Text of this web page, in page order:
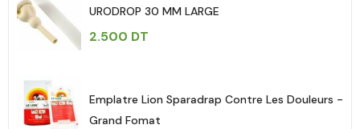
URODROP 30 MM LARGE
2.500 DT
Emplatre Lion Sparadrap Contre Les Douleurs -
Grand Fomat